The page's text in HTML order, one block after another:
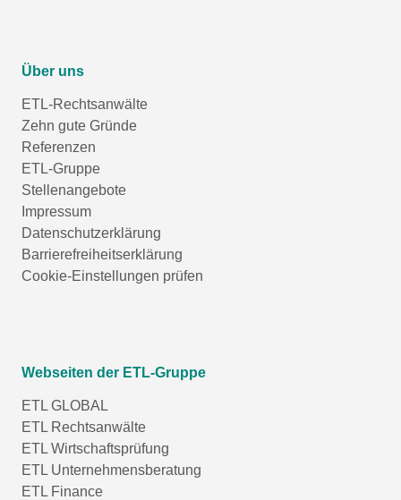
Über uns
ETL-Rechtsanwälte
Zehn gute Gründe
Referenzen
ETL-Gruppe
Stellenangebote
Impressum
Datenschutzerklärung
Barrierefreiheitserklärung
Cookie-Einstellungen prüfen
Webseiten der ETL-Gruppe
ETL GLOBAL
ETL Rechtsanwälte
ETL Wirtschaftsprüfung
ETL Unternehmensberatung
ETL Finance